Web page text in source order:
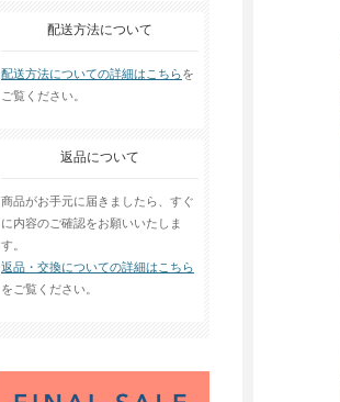
配送方法について
配送方法についての詳細はこちらを
ご覧ください。
返品について
商品がお手元に届きましたら、すぐ
に内容のご確認をお願いいたしま
す。
返品・交換についての詳細はこちら
をご覧ください。